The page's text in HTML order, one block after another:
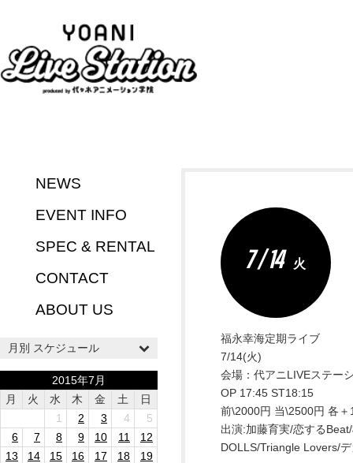
NEWS
EVENT INFO
SPEC & RENTAL
CONTACT
ABOUT US
月別 スケジュール
2015年7月
月
火 水 木 金 土
日
1
2 3 4
5
6
7 8 9 10 11
12
13
14 15 16 17 18
19
7 / 14 火
福永幸海定期ライブ
7/14(火)
会場：代アニLIVEステー
OP 17:45 ST18:15
前\2000円 当\2500円 各＋
出演:加藤育実/恋する
DOLLS/Triangle Lovers/